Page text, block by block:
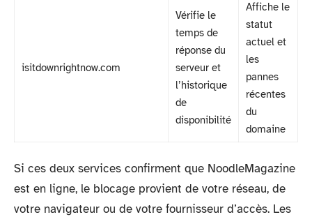
isitdownrightnow.com
Vérifie le
temps de
réponse du
serveur et
l’historique
de
disponibilité
Affiche le
statut
actuel et
les
pannes
récentes
du
domaine
Si ces deux services confirment que NoodleMagazine
est en ligne, le blocage provient de votre réseau, de
votre navigateur ou de votre fournisseur d’accès. Les